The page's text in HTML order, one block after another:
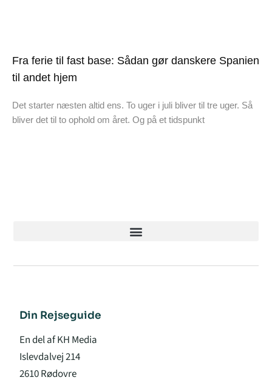
Fra ferie til fast base: Sådan gør danskere Spanien
til andet hjem
Det starter næsten altid ens. To uger i juli bliver til tre uger. Så
bliver det til to ophold om året. Og på et tidspunkt
Din Rejseguide
En del af KH Media
Islevdalvej 214
2610 Rødovre